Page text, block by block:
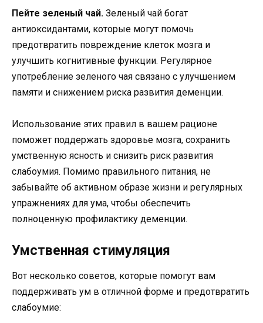
Пейте зеленый чай. Зеленый чай богат
антиоксидантами, которые могут помочь
предотвратить повреждение клеток мозга и
улучшить когнитивные функции. Регулярное
употребление зеленого чая связано с улучшением
памяти и снижением риска развития деменции.
Использование этих правил в вашем рационе
поможет поддержать здоровье мозга, сохранить
умственную ясность и снизить риск развития
слабоумия. Помимо правильного питания, не
забывайте об активном образе жизни и регулярных
упражнениях для ума, чтобы обеспечить
полноценную профилактику деменции.
Умственная стимуляция
Вот несколько советов, которые помогут вам
поддерживать ум в отличной форме и предотвратить
слабоумие: